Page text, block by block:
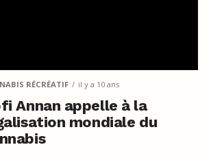
RÉCRÉATIF il y a 10 ans
Annan appelle à la
mondiale du